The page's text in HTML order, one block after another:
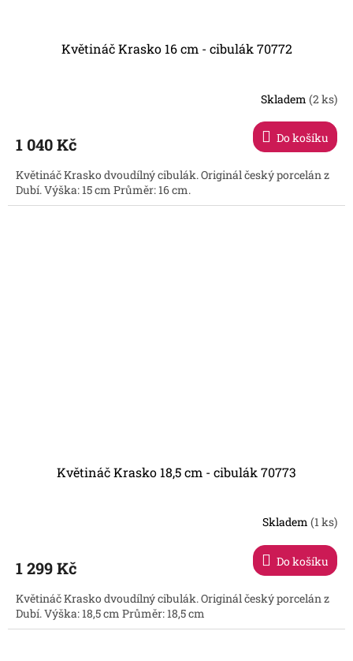
Květináč Krasko 16 cm - cibulák 70772
Skladem (2 ks)
1 040 Kč Do košíku
Květináč Krasko dvoudílný cibulák. Originál český porcelán z
Dubí. Výška: 15 cm Průměr: 16 cm.
Květináč Krasko 18,5 cm - cibulák 70773
Skladem (1 ks)
1 299 Kč Do košíku
Květináč Krasko dvoudílný cibulák. Originál český porcelán z
Dubí. Výška: 18,5 cm Průměr: 18,5 cm